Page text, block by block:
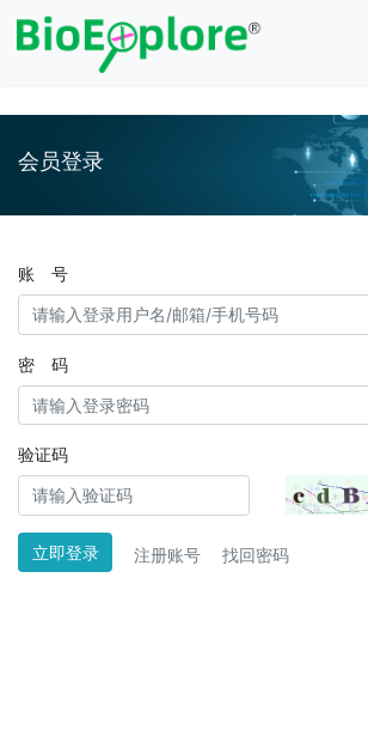
注册/登录
会员登录
账 号
密 码
验证码
立即登录 注册账号 找回密码